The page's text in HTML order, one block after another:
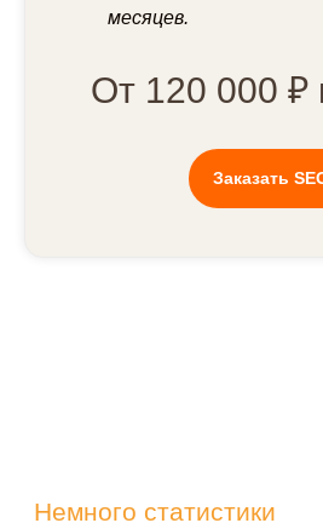
месяцев.
От 120 000 ₽
Заказать